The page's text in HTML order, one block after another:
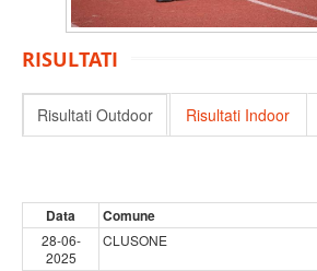
RISULTATI
Risultati Outdoor Risultati Indoor
Data Comune
28-06-
2025
CLUSONE